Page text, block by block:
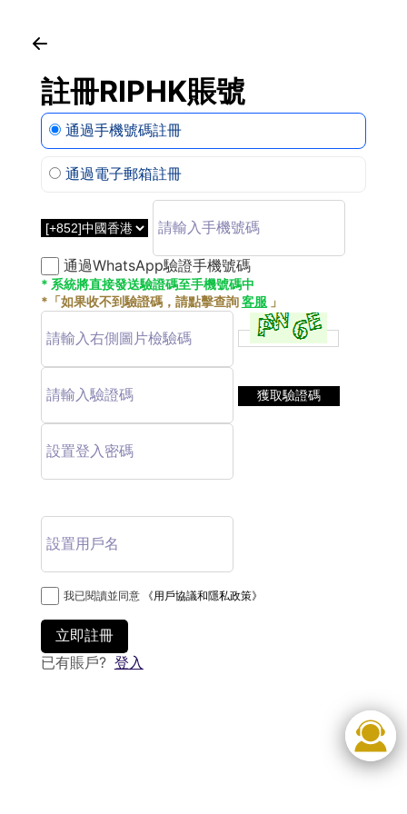
註冊RIPHK賬號
通過手機號碼註冊
通過電子郵箱註冊
通過WhatsApp驗證手機號碼
* 系統將直接發送驗證碼至手機號碼中
*「如果收不到驗證碼，請點擊查詢客服 」
獲取驗證碼
我已閱讀並同意 《用戶協議和隱私政策》
立即註冊
已有賬戶? 登入